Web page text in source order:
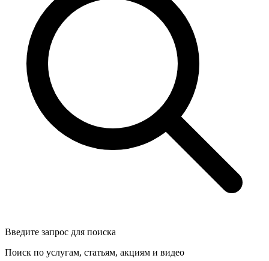
Введите запрос для поиска
Поиск по услугам, статьям, акциям и видео